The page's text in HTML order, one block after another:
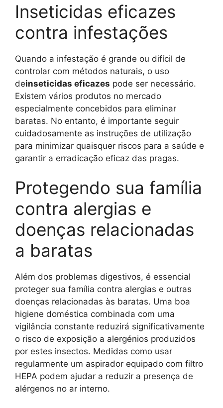
Inseticidas eficazes
contra infestações
Quando a infestação é grande ou difícil de
controlar com métodos naturais, o uso
deinseticidas eficazes pode ser necessário.
Existem vários produtos no mercado
especialmente concebidos para eliminar
baratas. No entanto, é importante seguir
cuidadosamente as instruções de utilização
para minimizar quaisquer riscos para a saúde e
garantir a erradicação eficaz das pragas.
Protegendo sua família
contra alergias e
doenças relacionadas
a baratas
Além dos problemas digestivos, é essencial
proteger sua família contra alergias e outras
doenças relacionadas às baratas. Uma boa
higiene doméstica combinada com uma
vigilância constante reduzirá significativamente
o risco de exposição a alergénios produzidos
por estes insectos. Medidas como usar
regularmente um aspirador equipado com filtro
HEPA podem ajudar a reduzir a presença de
alérgenos no ar interno.